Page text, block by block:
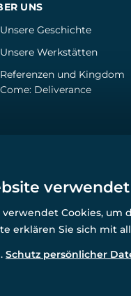
UNS
Unsere Geschichte
Unsere Werkstätten
Referenzenund Kingdom
Come: Deliverance
©
verwendet Cookies,
erklären Sie sich mit
Schutz persönlicher